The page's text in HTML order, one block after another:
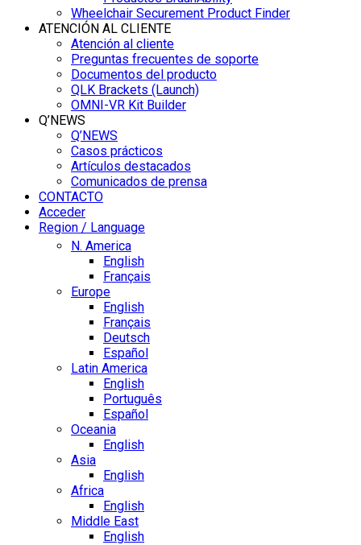
Wheelchair Securement Product Finder
ATENCIÓN AL CLIENTE
Atención al cliente
Preguntas frecuentes de soporte
Documentos del producto
QLK Brackets (Launch)
OMNI-VR Kit Builder
Q’NEWS
Q’NEWS
Casos prácticos
Artículos destacados
Comunicados de prensa
CONTACTO
Acceder
Region / Language
N. America
English
Français
Europe
English
Français
Deutsch
Español
Latin America
English
Português
Español
Oceania
English
Asia
English
Africa
English
Middle East
English